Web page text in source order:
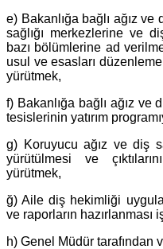
e) Bakanlığa bağlı ağız ve
sağlığı merkezlerine ve
bazı bölümlerine ad
usul ve esasları
yürütmek,
f) Bakanlığa bağlı ağız ve
tesislerinin yatırım
g) Koruyucu ağız ve diş
yürütülmesi ve
yürütmek,
ğ) Aile diş hekimliği
ve raporların hazırlanması
h) Genel Müdür tarafından